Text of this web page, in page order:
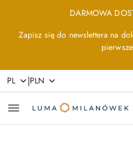
Przejdź do treści
Przejdź do
Przejdź do moje konto
Przejdź do menu
Przejdź do opisu
Przejdź do stopki
DARMOWA
Zapisz się do newslettera na
PL |PLN